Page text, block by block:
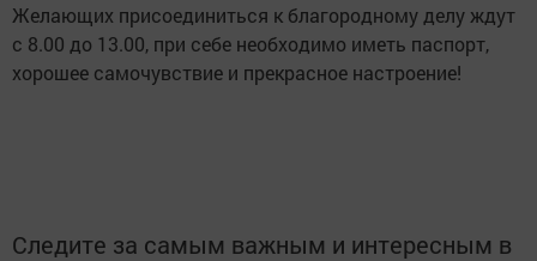
Желающих присоединиться к благородному делу ждут
с 8.00 до 13.00, при себе необходимо иметь паспорт,
хорошее самочувствие и прекрасное настроение!
Следите за самым важным и интересным в